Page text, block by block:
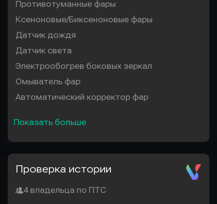
Противотуманные фары
Ксеноновые/Биксеноновые фары
Датчик дождя
Датчик света
Электрообогрев боковых зеркал
Омыватель фар
Автоматический корректор фар
Показать больше
Проверка истории
4 владельца по ПТС